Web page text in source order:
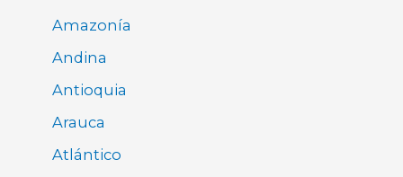
Amazonía
Andina
Antioquia
Arauca
Atlántico